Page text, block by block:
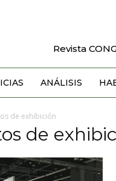
Revista
ANÁLISIS
de exhibición
de